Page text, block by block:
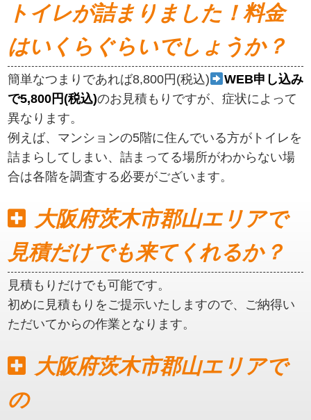
トイレが詰まりました！料金
はいくらぐらいでしょうか？
簡単なつまりであれば8,800円(税込)
WEB申し込み
で5,800円(税込)のお見積もりですが、症状によって
異なります。
例えば、マンションの5階に住んでいる方がトイレを
詰まらしてしまい、詰まってる場所がわからない場
合は各階を調査する必要がございます。
大阪府茨木市郡山エリアで
見積だけでも来てくれるか？
見積もりだけでも可能です。
初めに見積もりをご提示いたしますので、ご納得い
ただいてからの作業となります。
大阪府茨木市郡山エリアで
の